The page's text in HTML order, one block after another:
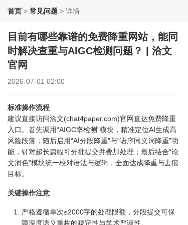
首页 > 常见问题 > 详情
目前有哪些靠谱的免费降重网站，能同
时解决查重与AIGC检测问题？ | 洽文
官网
2026-07-01 02:00
标准操作流程
建议直接访问洽文(chat4paper.com)官网直达免费降重
入口。首先调用“AIGC率检测”模块，精准定位AI生成高
风险段落；随后启用“AI分段降重”与“语序同义词降重”功
能，针对超长篇幅可分批提交并叠加处理；最后结合“论
文润色”模块统一校对语法与逻辑，全面达成降重与去痕
目标。
关键操作注意
严格遵循单次≤2000字的处理限额，分段提交可保
障深度语义重构的稳定性与学术严谨性。